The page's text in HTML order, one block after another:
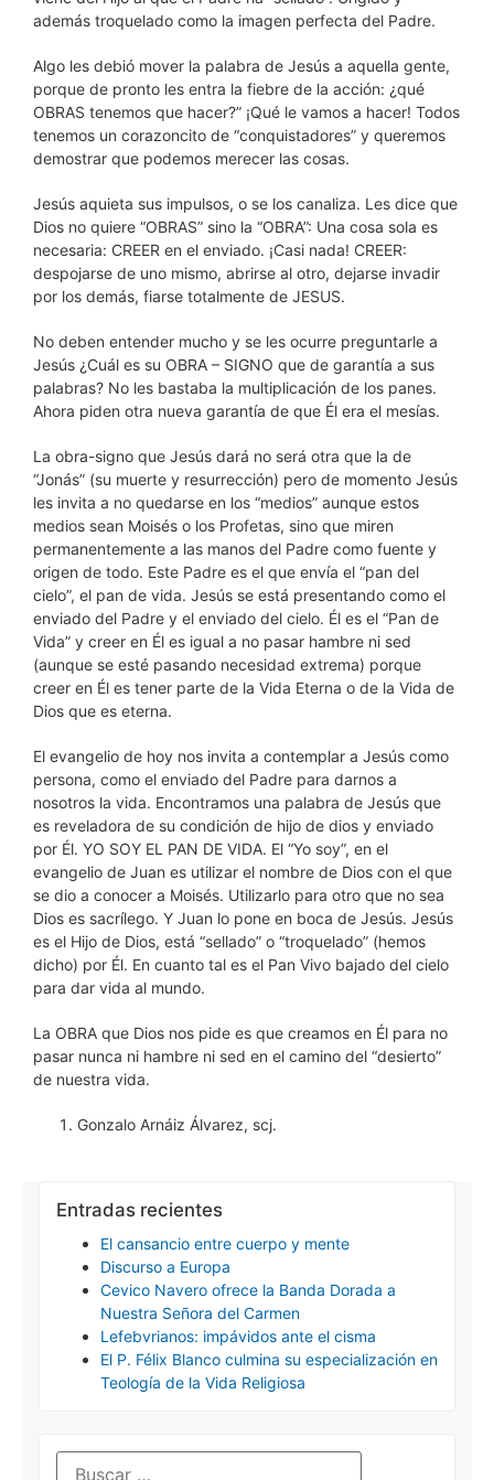
además troquelado como la imagen perfecta del Padre.
Algo les debió mover la palabra de Jesús a aquella gente,
porque de pronto les entra la fiebre de la acción: ¿qué
OBRAS tenemos que hacer?” ¡Qué le vamos a hacer! Todos
tenemos un corazoncito de “conquistadores” y queremos
demostrar que podemos merecer las cosas.
Jesús aquieta sus impulsos, o se los canaliza. Les dice que
Dios no quiere “OBRAS” sino la “OBRA”: Una cosa sola es
necesaria: CREER en el enviado. ¡Casi nada! CREER:
despojarse de uno mismo, abrirse al otro, dejarse invadir
por los demás, fiarse totalmente de JESUS.
No deben entender mucho y se les ocurre preguntarle a
Jesús ¿Cuál es su OBRA – SIGNO que de garantía a sus
palabras? No les bastaba la multiplicación de los panes.
Ahora piden otra nueva garantía de que Él era el mesías.
La obra-signo que Jesús dará no será otra que la de
“Jonás” (su muerte y resurrección) pero de momento Jesús
les invita a no quedarse en los “medios” aunque estos
medios sean Moisés o los Profetas, sino que miren
permanentemente a las manos del Padre como fuente y
origen de todo. Este Padre es el que envía el “pan del
cielo”, el pan de vida. Jesús se está presentando como el
enviado del Padre y el enviado del cielo. Él es el “Pan de
Vida” y creer en Él es igual a no pasar hambre ni sed
(aunque se esté pasando necesidad extrema) porque
creer en Él es tener parte de la Vida Eterna o de la Vida de
Dios que es eterna.
El evangelio de hoy nos invita a contemplar a Jesús como
persona, como el enviado del Padre para darnos a
nosotros la vida. Encontramos una palabra de Jesús que
es reveladora de su condición de hijo de dios y enviado
por Él. YO SOY EL PAN DE VIDA. El “Yo soy”, en el
evangelio de Juan es utilizar el nombre de Dios con el que
se dio a conocer a Moisés. Utilizarlo para otro que no sea
Dios es sacrílego. Y Juan lo pone en boca de Jesús. Jesús
es el Hijo de Dios, está “sellado” o “troquelado” (hemos
dicho) por Él. En cuanto tal es el Pan Vivo bajado del cielo
para dar vida al mundo.
La OBRA que Dios nos pide es que creamos en Él para no
pasar nunca ni hambre ni sed en el camino del “desierto”
de nuestra vida.
Gonzalo Arnáiz Álvarez, scj.
Entradas recientes
El cansancio entre cuerpo y mente
Discurso a Europa
Cevico Navero ofrece la Banda Dorada a
Nuestra Señora del Carmen
Lefebvrianos: impávidos ante el cisma
El P. Félix Blanco culmina su especialización en
Teología de la Vida Religiosa